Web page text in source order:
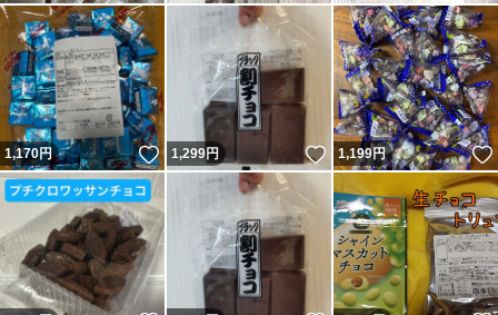
1,170円 いいね！
1,299円 いいね！
1,199円